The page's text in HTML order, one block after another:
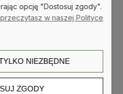
dziećmi,
sprzedaży,
na wynegocjowaniu
doposażenia
zakresu obowiązku,
opcję "Dostosuj zgody".
w naszej Polityce
NIEZBĘDNE
ZGODY